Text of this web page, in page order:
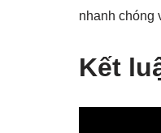
nhanh chóng
Kết